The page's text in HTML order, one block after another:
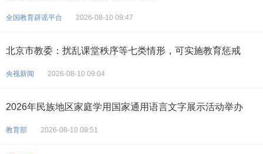
全国教育辟谣平台 2026-08-10 09:47
北京市教委：扰乱课堂秩序等七类情形，可实施教育惩戒
央视新闻 2026-08-10 09:04
2026年民族地区家庭学用国家通用语言文字展示活动举办
教育部 2026-08-10 08:51